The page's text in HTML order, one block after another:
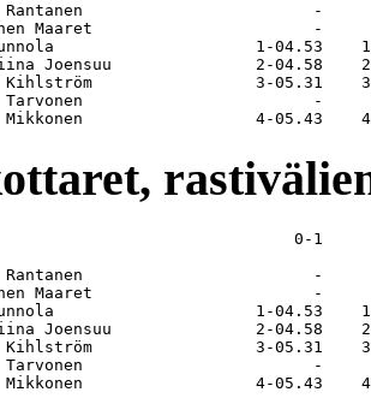
Rantanen                        -
Maaret                       -
1-04.53
Joensuu               2-04.58
Kihlström                 3-05.31
Tarvonen                        -
0-1
Rantanen                        -
Maaret                       -
1-04.53
Joensuu               2-04.58
Kihlström                 3-05.31
Tarvonen                        -